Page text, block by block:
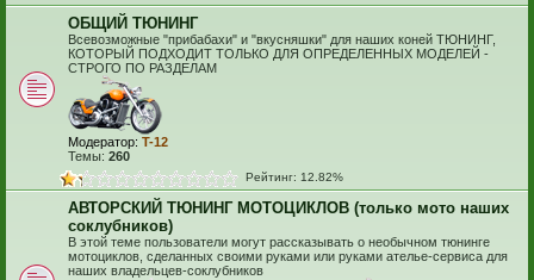
ОБЩИЙ ТЮНИНГ
Всевозможные "прибабахи" и "вкусняшки" для наших коней ТЮНИНГ,
КОТОРЫЙ ПОДХОДИТ ТОЛЬКО ДЛЯ ОПРЕДЕЛЕННЫХ МОДЕЛЕЙ -
СТРОГО ПО РАЗДЕЛАМ
Модератор: T-12
Темы: 260
Рейтинг: 12.82%
АВТОРСКИЙ ТЮНИНГ МОТОЦИКЛОВ (только мото наших
соклубников)
В этой теме пользователи могут рассказывать о необычном тюнинге
мотоциклов, сделанных своими руками или руками ателье-сервиса для
наших владельцев-соклубников